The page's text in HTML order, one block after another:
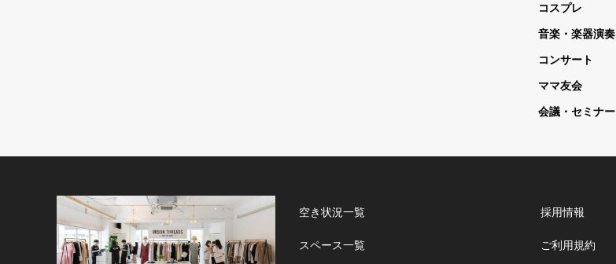
コスプレ
音楽・楽器演奏
コンサート
ママ友会
会議・セミナー
空き状況一覧
スペース一覧
採用情報
ご利用規約